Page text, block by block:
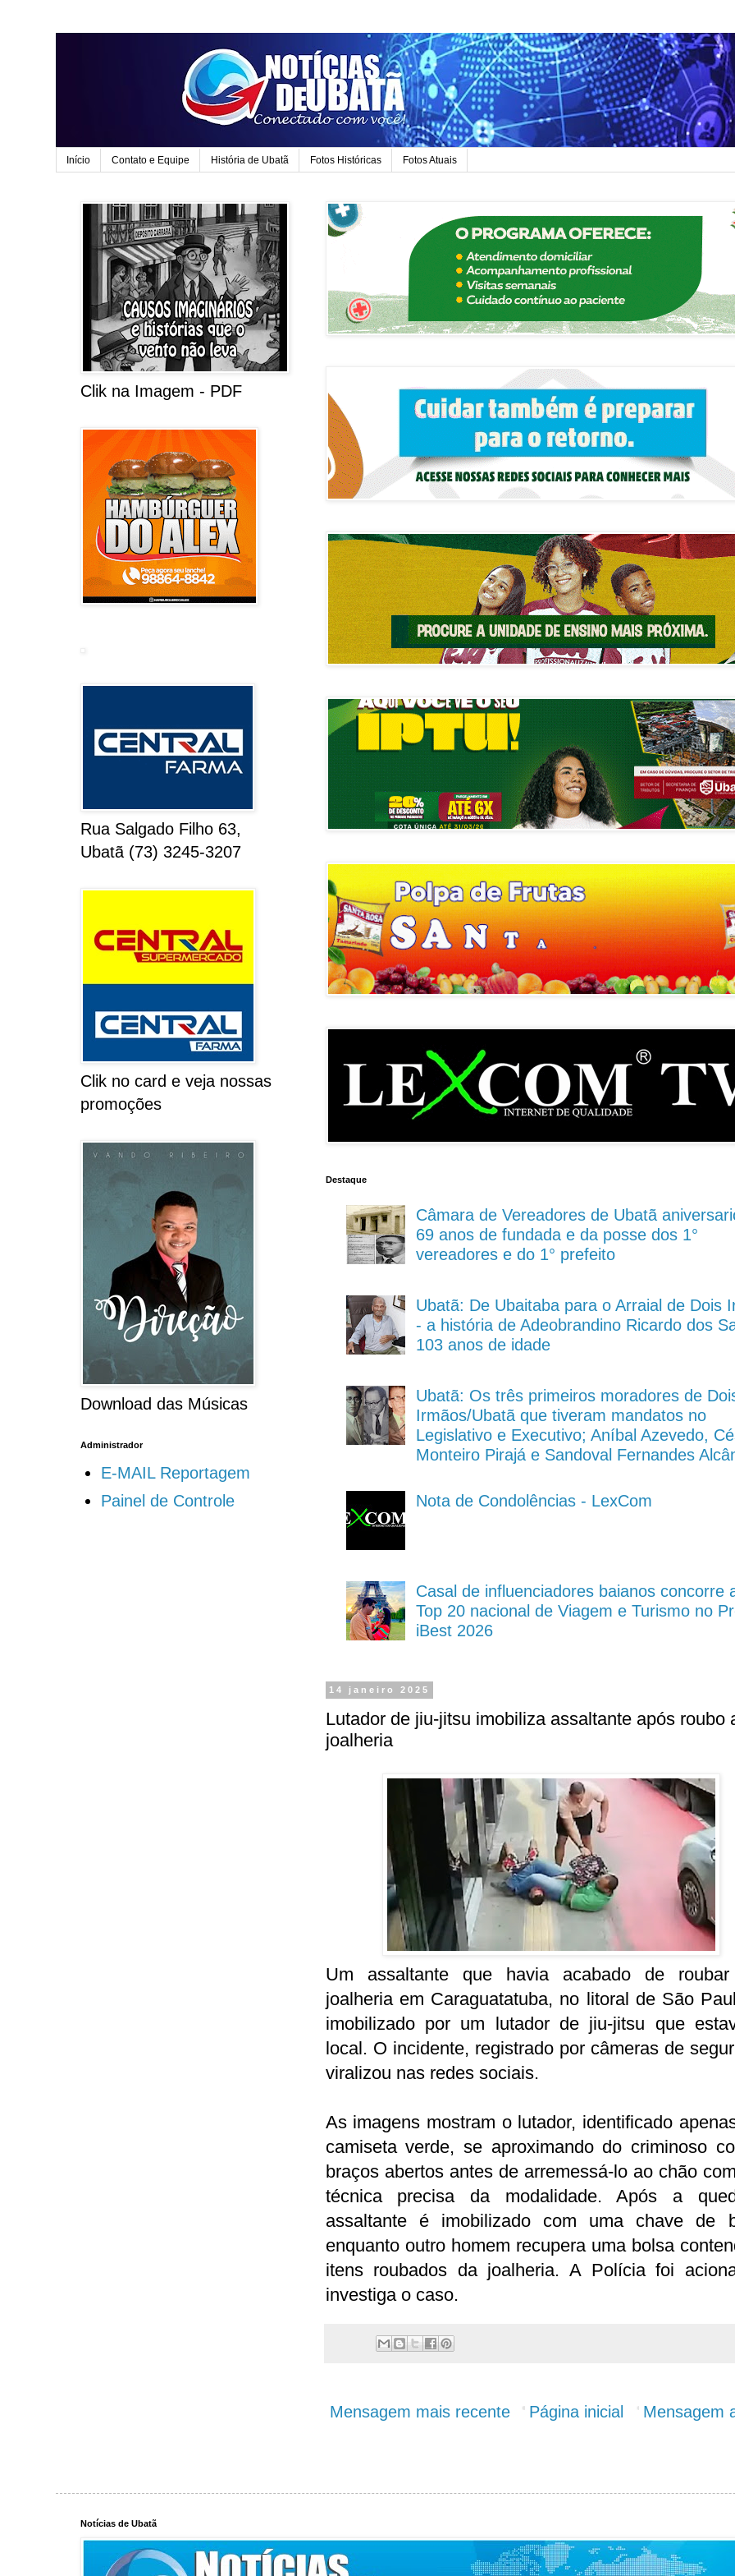
Início Contato e Equipe História de Ubatã Fotos Históricas Fotos Atuais
Destaque
Câmara de Vereadores de Ubatã
69 anos de fundada e da posse dos 1°
vereadores e do 1° prefeito
Ubatã: De Ubaitaba para o Arraial de Dois
- a história de Adeobrandino Ricardo dos
103 anos de idade
Ubatã: Os três primeiros moradores de
Irmãos/Ubatã que tiveram mandatos no
Legislativo e Executivo; Aníbal Azevedo,
Monteiro Pirajá e Sandoval Fernandes
Nota de Condolências - LexCom
Casal de influenciadores baianos concorre
Top 20 nacional de Viagem e Turismo no
iBest 2026
14 janeiro 2025
Lutador de jiu-jitsu imobiliza assaltante após roubo
joalheria
Um assaltante que havia acabado de
joalheria em Caraguatatuba, no litoral de São
imobilizado por um lutador de jiu-jitsu que
local. O incidente, registrado por câmeras de
viralizou nas redes sociais.
As imagens mostram o lutador, identificado
camiseta verde, se aproximando do criminoso
braços abertos antes de arremessá-lo ao chão
técnica precisa da modalidade. Após a
assaltante é imobilizado com uma chave de
enquanto outro homem recupera uma bolsa
itens roubados da joalheria. A Polícia foi
investiga o caso.
Mensagem mais recente Mensagem
Página inicial
Clik na Imagem - PDF
Rua Salgado Filho 63,
Ubatã (73) 3245-3207
Clik no card e veja nossas
promoções
Download das Músicas
Administrador
E-MAIL Reportagem
Painel de Controle
Notícias de Ubatã